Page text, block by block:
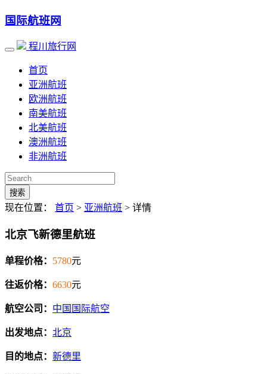
国际航班网
程川旅行网
首页
亚洲航班
欧洲航班
南美航班
北美航班
澳洲航班
非洲航班
搜索
现在位置： 首页 > 亚洲航班 > 详情
北京飞新德里航班
单程价格： 5780元
往返价格： 6630元
航空公司： 中国国际航空
出发地点： 北京
目的地点： 新德里